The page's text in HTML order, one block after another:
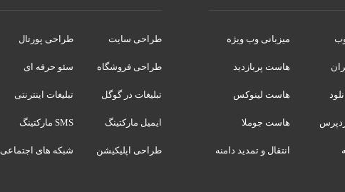
میزبانی وب ویژه
هاست پربازدید
هاست لینوکس
هاست جوملا
انتقال و تمدید دامنه
طراحی سایت طراحی پورتال
طراحی فروشگاه سئو حرفه ای
تبلیغات در گوگل تبلیغات اینترنتی
ایمیل مارکتینگ SMS مارکتینگ
طراحی اپلیکیشن شبکه های اجتماعی